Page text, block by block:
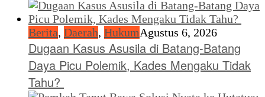
Berita, Daerah, HukumAgustus 6, 2026
Dugaan Kasus Asusila di Batang-Batang
Daya Picu Polemik, Kades Mengaku Tidak
Tahu?